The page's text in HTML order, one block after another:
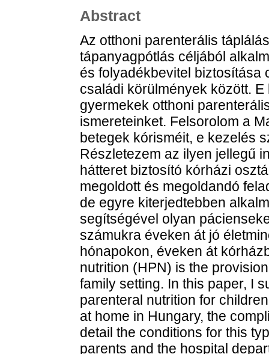
Abstract
Az otthoni parenterális
tápanyagpótlás céljából
és folyadékbevitel biztosítása
családi körülmények között.
gyermekek otthoni
ismereteinket. Felsorolom a
betegek kórisméit, e kezelés
Részletezem az ilyen jellegű
hátteret biztosító kórházi
megoldott és megoldandó
de egyre kiterjedtebben
segítségével olyan
számukra éveken át jó
hónapokon, éveken át
nutrition (HPN) is the
family setting. In this paper, I
parenteral nutrition for
at home in Hungary, the
detail the conditions for this
parents and the hospital